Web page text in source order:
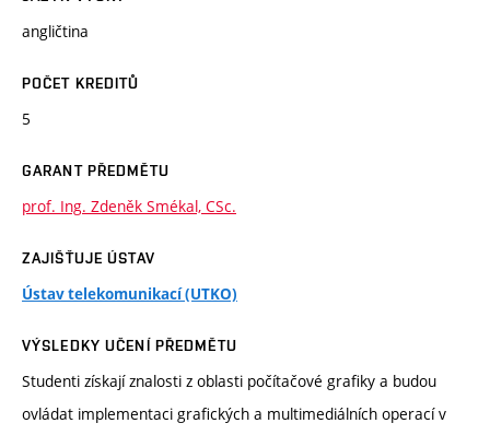
angličtina
POČET KREDITŮ
5
GARANT PŘEDMĚTU
prof. Ing. Zdeněk Smékal, CSc.
ZAJIŠŤUJE ÚSTAV
Ústav telekomunikací (UTKO)
VÝSLEDKY UČENÍ PŘEDMĚTU
Studenti získají znalosti z oblasti počítačové grafiky a budou
ovládat implementaci grafických a multimediálních operací v